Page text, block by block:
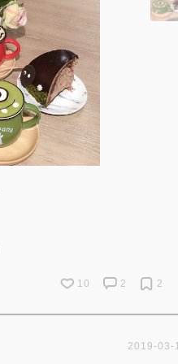
10 2 2
2019-03-